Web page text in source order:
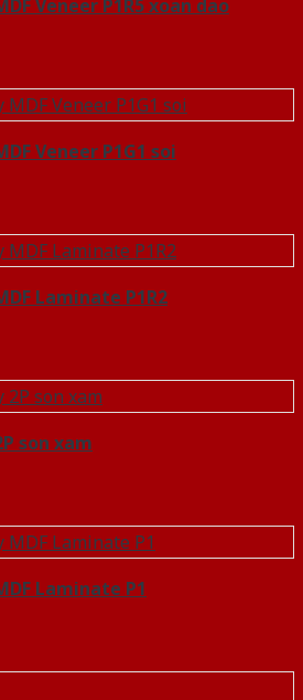
Veneer P1R5 xoan dao
Veneer P1G1 soi
Laminate P1R2
son xam
Laminate P1